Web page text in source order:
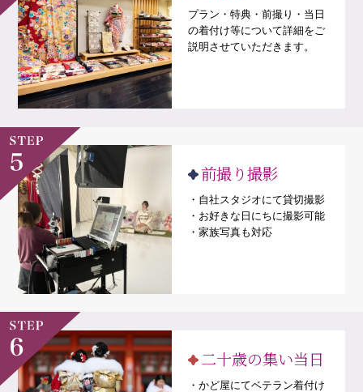
プラン・特典・前撮り・当日
の着付け等について詳細をご
説明させていただきます。
前撮り撮影
・自社スタジオにて貸切撮影
・お好きな日にちに撮影可能
・家族写真も対応
二十歳の集い当日
・かど屋にてベテラン着付け